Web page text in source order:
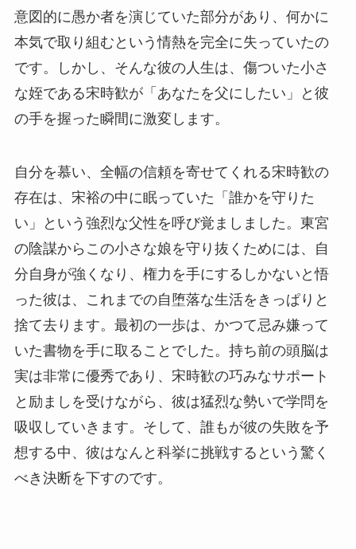
意図的に愚か者を演じていた部分があり、何かに
本気で取り組むという情熱を完全に失っていたの
です。しかし、そんな彼の人生は、傷ついた小さ
な姪である宋時歓が「あなたを父にしたい」と彼
の手を握った瞬間に激変します。
自分を慕い、全幅の信頼を寄せてくれる宋時歓の
存在は、宋裕の中に眠っていた「誰かを守りた
い」という強烈な父性を呼び覚ましました。東宮
の陰謀からこの小さな娘を守り抜くためには、自
分自身が強くなり、権力を手にするしかないと悟
った彼は、これまでの自堕落な生活をきっぱりと
捨て去ります。最初の一歩は、かつて忌み嫌って
いた書物を手に取ることでした。持ち前の頭脳は
実は非常に優秀であり、宋時歓の巧みなサポート
と励ましを受けながら、彼は猛烈な勢いで学問を
吸収していきます。そして、誰もが彼の失敗を予
想する中、彼はなんと科挙に挑戦するという驚く
べき決断を下すのです。